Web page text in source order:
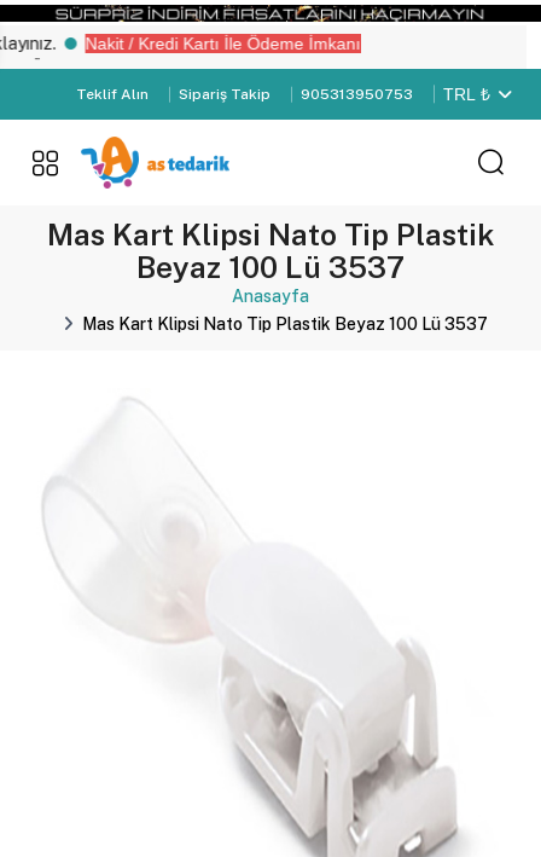
Girişi" yapın.
Nakit / Kredi Kartı İle Ödeme İmkanı
Teklif Alın Sipariş Takip 905313950753 TRL ₺
Mas Kart Klipsi Nato Tip Plastik
Beyaz 100 Lü 3537
Anasayfa
Mas Kart Klipsi Nato Tip Plastik Beyaz 100 Lü 3537